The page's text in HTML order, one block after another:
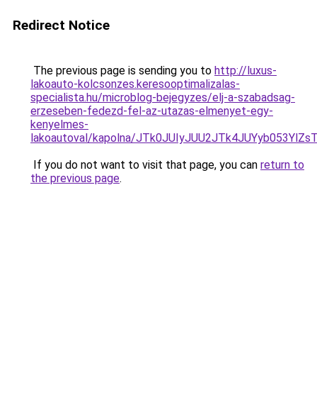
Redirect Notice
The previous page is sending you to http://luxus-
lakoauto-kolcsonzes.keresooptimalizalas-
specialista.hu/microblog-bejegyzes/elj-a-szabadsag-
erzeseben-fedezd-fel-az-utazas-elmenyet-egy-
kenyelmes-
lakoautoval/kapolna/
If you do not want to visit that page, you can return to
the previous page.